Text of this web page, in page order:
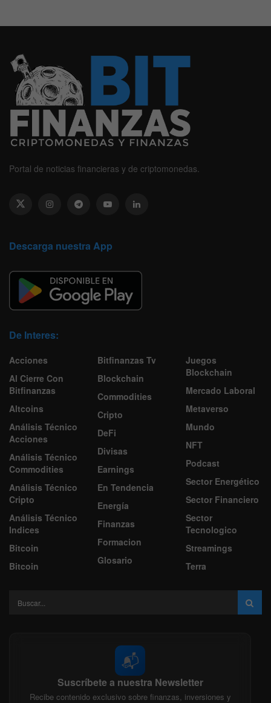
Portal de noticias financieras y de criptomonedas.
Descarga nuestra App
De Interes:
Acciones
Al Cierre Con
Bitfinanzas
Altcoins
Análisis Técnico
Acciones
Análisis Técnico
Commodities
Análisis Técnico
Cripto
Análisis Técnico
Indices
Bitcoin
Bitcoin
Bitfinanzas Tv
Blockchain
Commodities
Cripto
DeFi
Divisas
Earnings
En Tendencia
Energía
Finanzas
Formacion
Glosario
Juegos
Blockchain
Mercado Laboral
Metaverso
Mundo
NFT
Podcast
Sector Energético
Sector Financiero
Sector
Tecnologico
Streamings
Terra
📬
Suscríbete a nuestra Newsletter
Recibe contenido exclusivo sobre finanzas, inversiones y